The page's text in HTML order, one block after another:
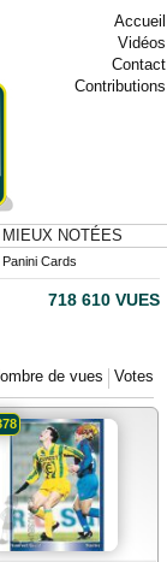
Accueil
Vidéos
Contact
Contributions
MIEUX NOTÉES
Panini Cards
718 610 VUES
Votes
de vues